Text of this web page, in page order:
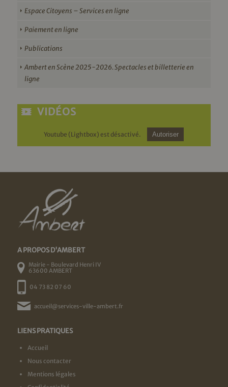
Espace Citoyens – Services en ligne
Paiement en ligne
Publications
Ambert en Scène 2025-2026. Spectacles et billetterie en
ligne
VIDÉOS
Youtube (Lightbox) est désactivé. Autoriser
A PROPOS D'AMBERT
Mairie - Boulevard Henri IV
63600 AMBERT
04 73 82 07 60
accueil@services-ville-ambert.fr
LIENS PRATIQUES
Accueil
Nous contacter
Mentions légales